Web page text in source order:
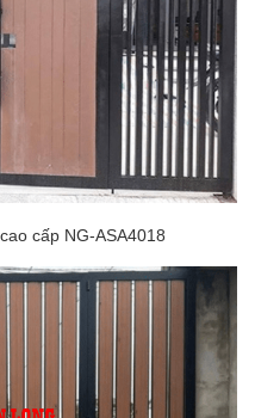
cấp NG-ASA4018